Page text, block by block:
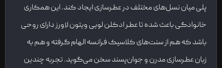
پلی میان نسل‌های مختلف در عطرسازی ایجاد کند. این همکاری
خانوادگی باعث شده تا عطر ادکلن لویی ویتون لاورز دارای روحی
باشد که هم از سنت‌های کلاسیک فرانسه الهام گرفته و هم به
زبان عطرسازی مدرن و جوان‌پسند سخن می‌گوید. تجربه چندین